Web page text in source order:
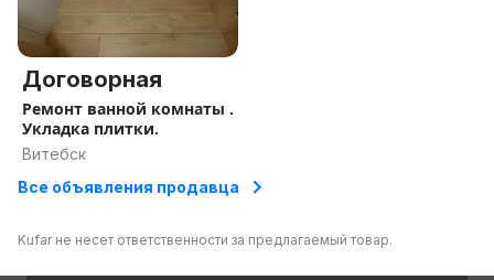
Договорная
Ремонт ванной комнаты .
Укладка плитки.
Витебск
Все объявления продавца
Kufar не несет ответственности за предлагаемый товар.